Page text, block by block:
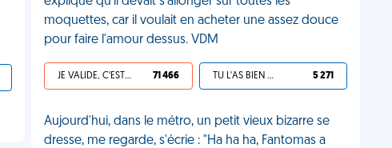
moquettes, car il voulait en acheter une assez douce
pour faire l'amour dessus. VDM
JE VALIDE, C'EST UNE VDM 71 466 TU L'AS BIEN MÉRITÉ 5 271
Aujourd'hui, dans le métro, un petit vieux bizarre se
dresse, me regarde, s'écrie : "Ha ha ha, Fantomas a